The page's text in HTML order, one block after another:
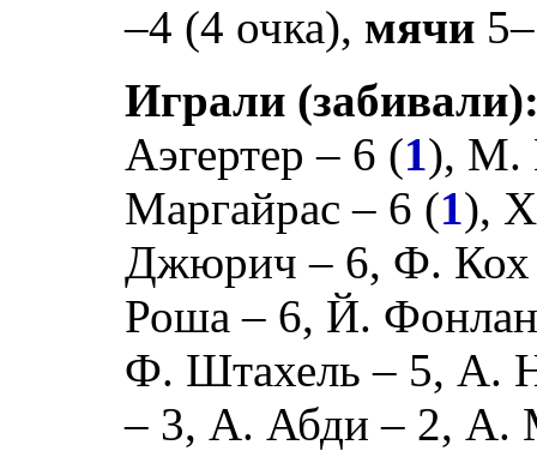
–4 (4 очка), мячи
Играли
Аэгертер – 6 (1), М.
Маргайрас – 6 (1),
Джюрич – 6, Ф. Кох
Роша – 6, Й.
Ф. Штахель – 5, А.
– 3, А. Абди – 2, А.